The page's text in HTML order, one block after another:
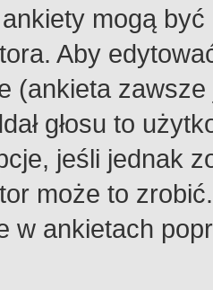
mogą
Aby
(ankieta
głosu to
jeśli jednak
może to
w ankietach